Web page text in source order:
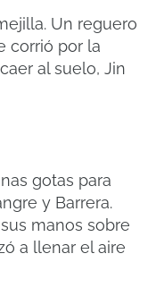
Un reguero
corrió por la
al suelo, Jin
gotas para
y Barrera.
manos sobre
a llenar el aire